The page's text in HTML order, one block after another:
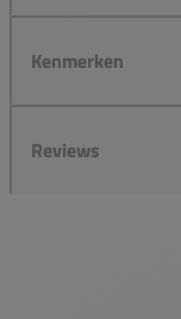
Kenmerken
Reviews